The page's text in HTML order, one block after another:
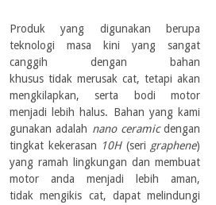
Produk yang digunakan berupa
teknologi masa kini yang sangat
canggih dengan bahan
khusus tidak merusak cat, tetapi akan
mengkilapkan, serta bodi motor
menjadi lebih halus. Bahan yang kami
gunakan adalah nano ceramicdengan
tingkat kekerasan 10H(seri graphene)
yang ramah lingkungan dan membuat
motor anda menjadi lebih aman,
tidakmengikis cat, dapat melindungi